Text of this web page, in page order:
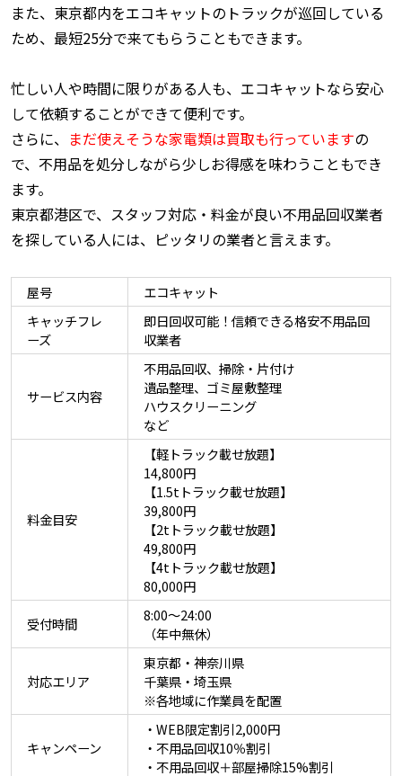
また、東京都内をエコキャットのトラックが巡回している
ため、最短25分で来てもらうこともできます。
忙しい人や時間に限りがある人も、エコキャットなら安心
して依頼することができて便利です。
さらに、 まだ使えそうな家電類は買取も行っていますの
で、不用品を処分しながら少しお得感を味わうこともでき
ます。
東京都港区で、スタッフ対応・料金が良い不用品回収業者
を探している人には、ピッタリの業者と言えます。
屋号
エコキャット
キャッチフレ
ーズ
即日回収可能！信頼できる格安不用品回
収業者
サービス内容
不用品回収、掃除・片付け
遺品整理、ゴミ屋敷整理
ハウスクリーニング
など
料金目安
【軽トラック載せ放題】
14,800円
【1.5tトラック載せ放題】
39,800円
【2tトラック載せ放題】
49,800円
【4tトラック載せ放題】
80,000円
受付時間
8:00〜24:00
（年中無休）
対応エリア
東京都・神奈川県
千葉県・埼玉県
※各地域に作業員を配置
キャンペーン
・WEB限定割引2,000円
・不用品回収10％割引
・不用品回収＋部屋掃除15%割引